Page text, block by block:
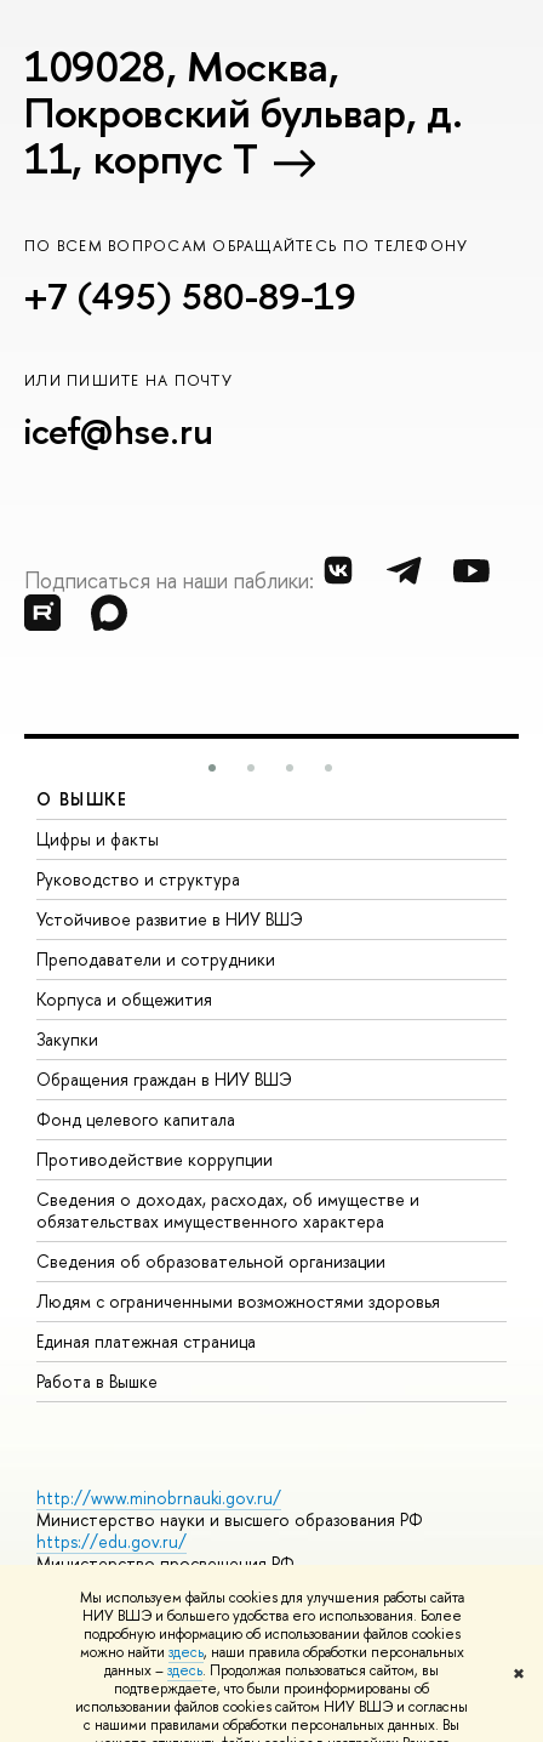
Мы используем файлы cookies для улучшения работы сайта
НИУ ВШЭ и большего удобства его использования. Более
подробную информацию об использовании файлов cookies
можно найти здесь, наши правила обработки персональных
данных –здесь. Продолжая пользоваться сайтом, вы
подтверждаете, что были проинформированы об
использовании файлов cookies сайтом НИУ ВШЭ и согласны
с нашими правилами обработки персональных данных. Вы
✖
109028, Москва,
Покровский бульвар, д.
11, корпус T
ПО ВСЕМ ВОПРОСАМ ОБРАЩАЙТЕСЬ ПО ТЕЛЕФОНУ
+7 (495) 580-89-19
ИЛИ ПИШИТЕ НА ПОЧТУ
icef@hse.ru
Подписаться на наши паблики:
О ВЫШКЕ
Цифры и факты
Руководство и структура
Устойчивое развитие в НИУ ВШЭ
Преподаватели и сотрудники
Корпуса и общежития
Закупки
Обращения граждан в НИУ ВШЭ
Фонд целевого капитала
Противодействие коррупции
Сведения о доходах, расходах, об имуществе и
обязательствах имущественного характера
Сведения об образовательной организации
Людям с ограниченными возможностями здоровья
Единая платежная страница
Работа в Вышке
http://www.minobrnauki.gov.ru/
Министерство науки и высшего образования РФ
https://edu.gov.ru/
Министерство просвещения РФ
https://elearning.hse.ru/mooc
Массовые открытые онлайн-курсы
© НИУ ВШЭ 1993–2026 Адреса и контактыУсловия
использования материалов Политика конфиденциальности
Шрифты HSE Sans и HSE Slab разработаны вШколе дизайна НИУ